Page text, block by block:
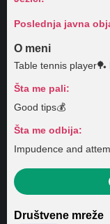
Poslednja javna
O meni
Table tennis
Šta me pali:
Good tips💰
Šta me odbija:
Impudence and
Društvene mreže